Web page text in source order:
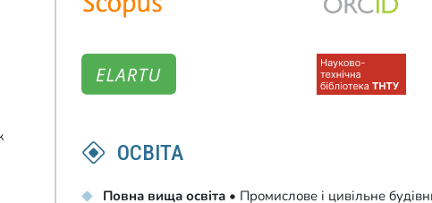
ОСВІТА
Повна вища освіта • Промислове і цивільне